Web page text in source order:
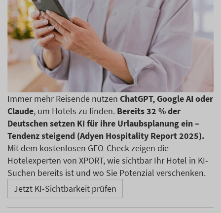
Immer mehr Reisende nutzen ChatGPT, Google AI oder
Claude, um Hotels zu finden. Bereits 32 % der
Deutschen setzen KI für ihre Urlaubsplanung ein –
Tendenz steigend (Adyen Hospitality Report 2025).
Mit dem kostenlosen GEO-Check zeigen die
Hotelexperten von XPORT, wie sichtbar Ihr Hotel in KI-
Suchen bereits ist und wo Sie Potenzial verschenken.
Jetzt KI-Sichtbarkeit prüfen